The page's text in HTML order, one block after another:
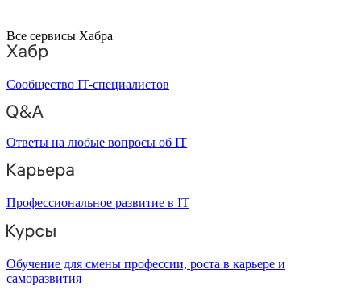
Все сервисы Хабра
Сообщество IT-специалистов
Ответы на любые вопросы об IT
Профессиональное развитие в IT
Обучение для смены профессии, роста в карьере и
саморазвития